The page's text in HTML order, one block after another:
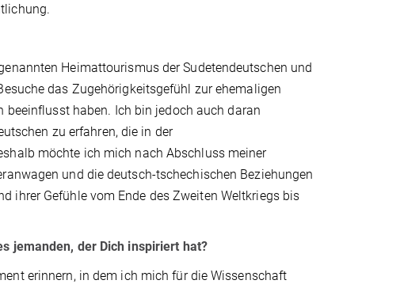
Heimattourismus der Sudetendeutschen und
das Zugehörigkeitsgefühl zur ehemaligen
beeinflusst haben. Ich bin jedoch auch daran
zu erfahren, die in der
möchte ich mich nach Abschluss meiner
und die deutsch-tschechischen Beziehungen
ihrer Gefühle vom Ende des Zweiten Weltkriegs bis
jemanden, der Dich inspiriert hat?
erinnern, in dem ich mich für die Wissenschaft